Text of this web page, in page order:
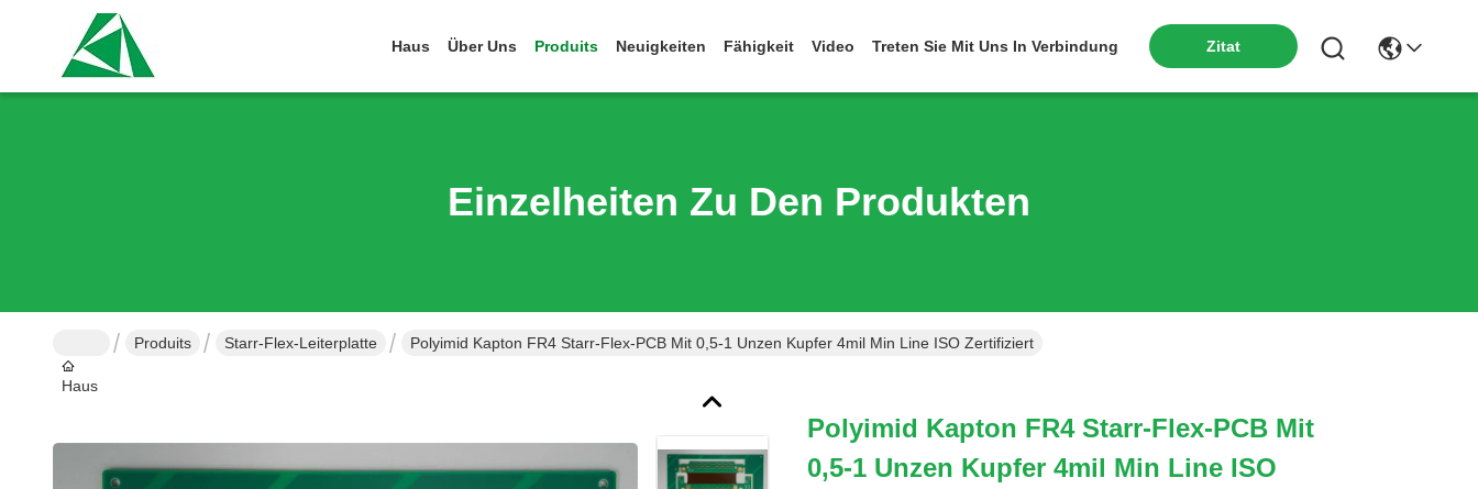
Haus Über Uns Produits Neuigkeiten Fähigkeit Video Treten Sie Mit Uns In Verbindung Zitat
Einzelheiten Zu Den Produkten
Haus
Produits Starr-Flex-Leiterplatte Polyimid Kapton FR4 Starr-Flex-PCB Mit 0,5-1 Unzen Kupfer 4mil Min Line ISO Zertifiziert
Polyimid Kapton FR4 Starr-Flex-PCB Mit
0,5-1 Unzen Kupfer 4mil Min Line ISO